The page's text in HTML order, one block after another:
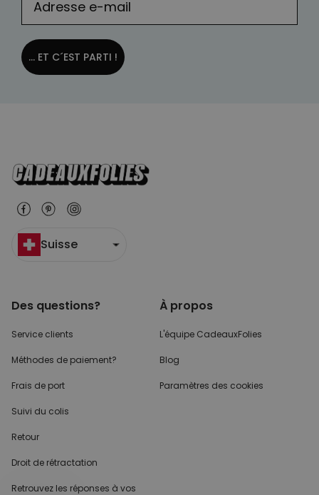
... ET C´EST PARTI !
Suisse
Des questions?
Service clients
Méthodes de paiement?
Frais de port
Suivi du colis
Retour
Droit de rétractation
Retrouvez les réponses à vos
À propos
L'équipe CadeauxFolies
Blog
Paramètres des cookies